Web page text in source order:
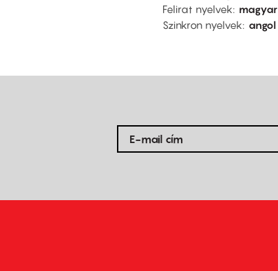
Felirat nyelvek
magyar
Szinkron nyelvek
angol